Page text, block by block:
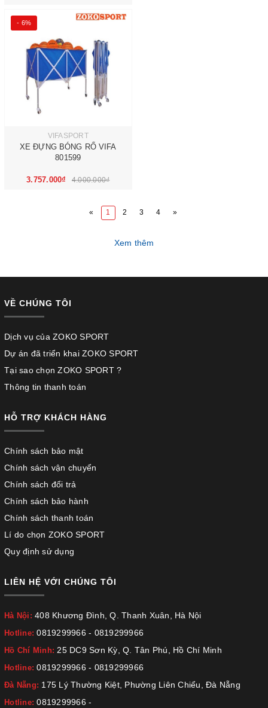
- 6%
VIFASPORT
XE ĐỰNG BÓNG RỔ VIFA
801599
3.757.000₫ 4.000.000₫
« 1 2 3 4 »
Xem thêm
VỀ CHÚNG TÔI
Dịch vụ của ZOKO SPORT
Dự án đã triển khai ZOKO SPORT
Tại sao chọn ZOKO SPORT ?
Thông tin thanh toán
HỖ TRỢ KHÁCH HÀNG
Chính sách bảo mật
Chính sách vận chuyển
Chính sách đổi trả
Chính sách bảo hành
Chính sách thanh toán
Lí do chọn ZOKO SPORT
Quy định sử dụng
LIÊN HỆ VỚI CHÚNG TÔI
Hà Nội: 408 Khương Đình, Q. Thanh Xuân, Hà Nội
Hotline:0819299966 - 0819299966
Hồ Chí Minh:25 DC9 Sơn Kỳ, Q. Tân Phú, Hồ Chí Minh
Hotline:0819299966 - 0819299966
Đà Nẵng: 175 Lý Thường Kiệt, Phường Liên Chiểu, Đà Nẵng
Hotline:0819299966 -